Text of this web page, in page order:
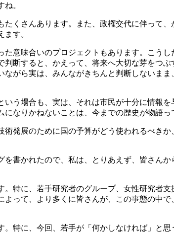
。
くさんあります。また、政権交代に伴って
す。
意味合いのプロジェクトもあります。こう
断すると、かえって、将来へ大切な芽をつ
がら実は、みんながきちんと判断しないまま
う場合も、実は、それは市民が十分に情報を
なりかねないことは、今までの歴史が物語っ
発展のために国の予算がどう使われるべき
書かれたので、私は、とりあえず、皆さん
特に、若手研究者のグループ、女性研究者
って、より多くに皆さんが、この事態の中で
特に、今回、若手が「何かしなければ」と